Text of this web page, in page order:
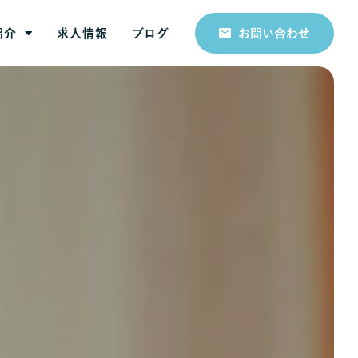
介 求人情報 ブログ お問い合わせ